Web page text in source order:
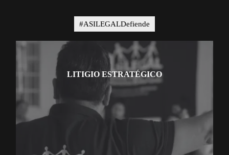
#ASILEGALDefiende
LITIGIO ESTRATÉGICO